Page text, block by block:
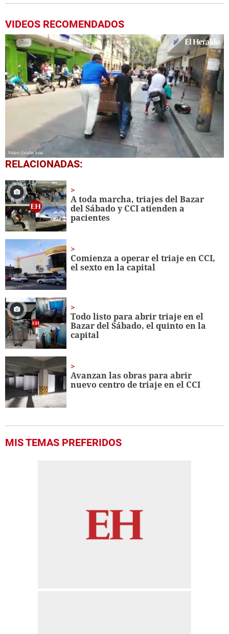
VIDEOS RECOMENDADOS
0
of
seconds
RELACIONADAS:
A toda marcha, triajes del Bazar
del Sábado y CCI atienden a
pacientes
Comienza a operar el triaje en CCI,
el sexto en la capital
Todo listo para abrir triaje en el
Bazar del Sábado, el quinto en la
capital
Avanzan las obras para abrir
nuevo centro de triaje en el CCI
MIS TEMAS PREFERIDOS